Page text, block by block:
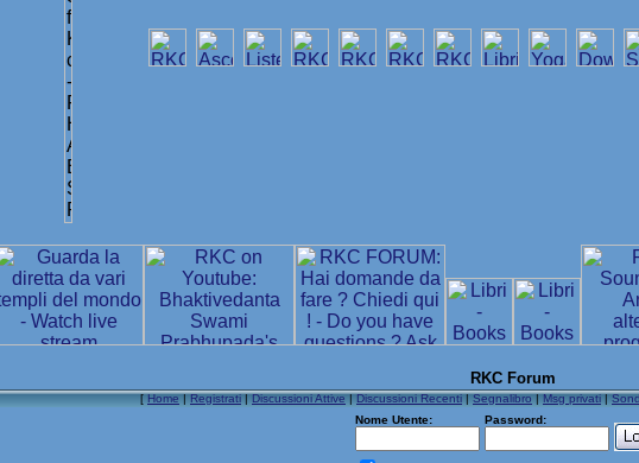
RKC Forum
[Home|Registrati|Discussioni Attive|Discussioni Recenti|Segnalibro|Msg privati|
Nome Utente:
Password: